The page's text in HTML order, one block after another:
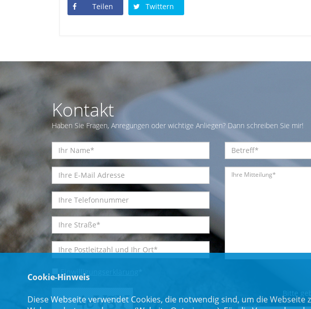
Teilen Twittern
Kontakt
Haben Sie Fragen, Anregungen oder wichtige Anliegen? Dann schreiben Sie mir!
Einwilligungserklärung
Bitte
Cookie-Hinweis
Diese Webseite verwendet Cookies, die notwendig sind, um die